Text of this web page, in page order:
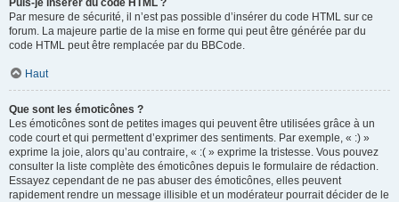
Puis-je insérer du code HTML ?
Par mesure de sécurité, il n’est pas possible d’insérer du code HTML sur ce
forum. La majeure partie de la mise en forme qui peut être générée par du
code HTML peut être remplacée par du BBCode.
Haut
Que sont les émoticônes ?
Les émoticônes sont de petites images qui peuvent être utilisées grâce à un
code court et qui permettent d’exprimer des sentiments. Par exemple, « :) »
exprime la joie, alors qu’au contraire, « :( » exprime la tristesse. Vous pouvez
consulter la liste complète des émoticônes depuis le formulaire de rédaction.
Essayez cependant de ne pas abuser des émoticônes, elles peuvent
rapidement rendre un message illisible et un modérateur pourrait décider de le